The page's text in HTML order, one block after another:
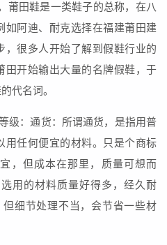
莆田鞋是一类鞋子的总称，在八
如阿迪、耐克选择在福建莆田建
，很多人开始了解到假鞋行业的
田开始输出大量的名牌假鞋，于
代名词。
级：通货：所谓通货，是指用普
用任何便宜的材料。只是个商标
，但成本在那里，质量可想而
用的材料质量好得多，经久耐
细节处理不当，会节省一些材